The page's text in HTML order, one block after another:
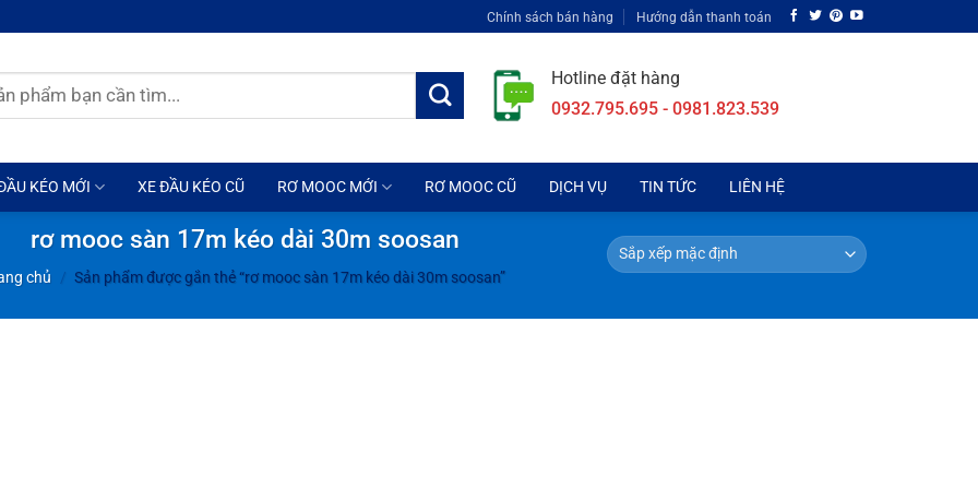
Chính sách bán hàng Hướng dẫn thanh toán
Hotline đặt hàng
0932.795.695 - 0981.823.539
KÉO MỚI XE ĐẦU KÉO CŨ RƠ MOOC MỚI RƠ MOOC CŨ DỊCH VỤ TIN TỨC LIÊN HỆ
rơ mooc sàn 17m kéo dài 30m soosan
chủ / Sản phẩm được gắn thẻ “rơ mooc sàn 17m kéo dài 30m soosan”